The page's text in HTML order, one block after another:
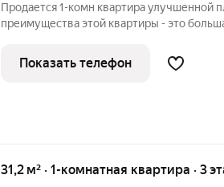
Продается 1-комн квартира улучшенной
преимущества этой квартиры - это
сантехника заменена, санузел в кафеле,
Инфраструктура
Показать телефон
31,2 м² · 1-комнатная квартира · 3